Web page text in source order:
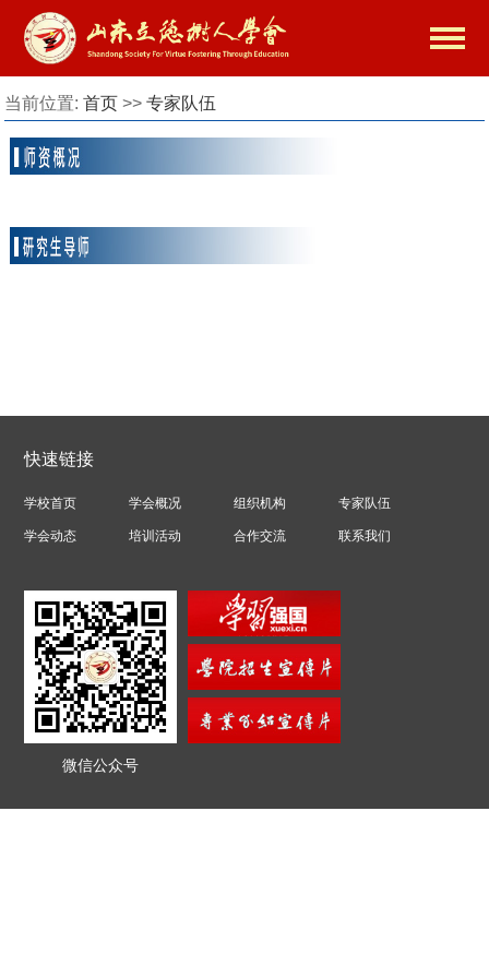
当前位置:首页 >>专家队伍
快速链接
学校首页 学会概况 组织机构 专家队伍
学会动态 培训活动 合作交流 联系我们
微信公众号